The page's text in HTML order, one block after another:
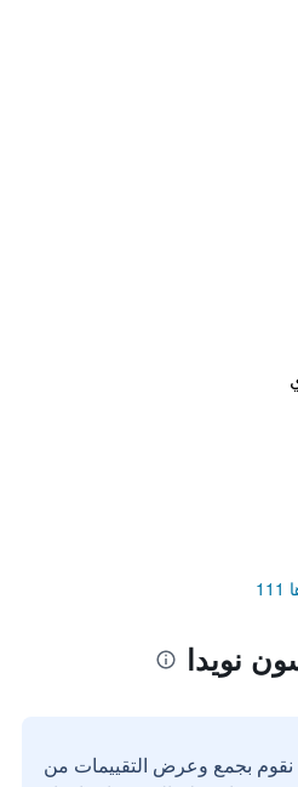
نويدا
نقوم بجمع وعرض التقييمات من